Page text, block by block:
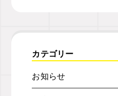
カテゴリー
お知らせ